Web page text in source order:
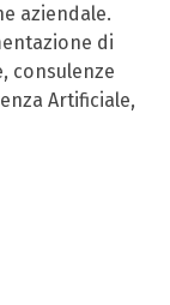
aziendale.
di
consulenze
Artificiale,